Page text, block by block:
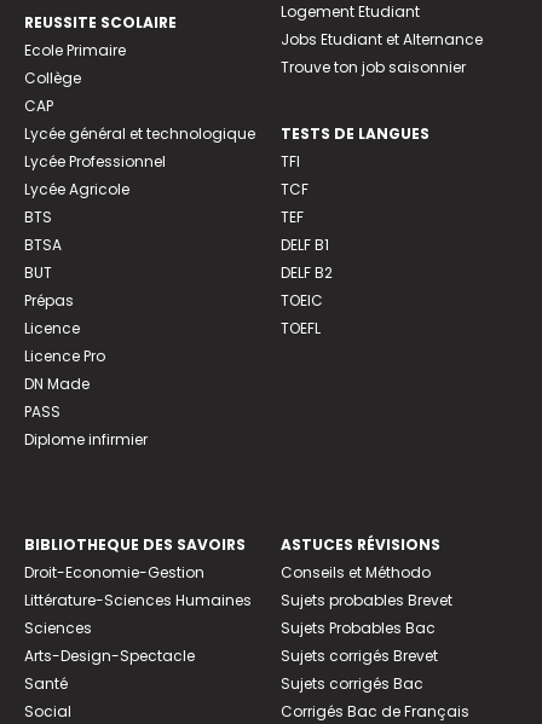
REUSSITE SCOLAIRE
Ecole Primaire
Collège
CAP
Lycée général et technologique
Lycée Professionnel
Lycée Agricole
BTS
BTSA
BUT
Prépas
Licence
Licence Pro
DN Made
PASS
Diplome infirmier
Logement Etudiant
Jobs Etudiant et Alternance
Trouve ton job saisonnier
TESTS DE LANGUES
TFI
TCF
TEF
DELF B1
DELF B2
TOEIC
TOEFL
BIBLIOTHEQUE DES SAVOIRS
Droit-Economie-Gestion
Littérature-Sciences Humaines
Sciences
Arts-Design-Spectacle
Santé
Social
ASTUCES RÉVISIONS
Conseils et Méthodo
Sujets probables Brevet
Sujets Probables Bac
Sujets corrigés Brevet
Sujets corrigés Bac
Corrigés Bac de Français